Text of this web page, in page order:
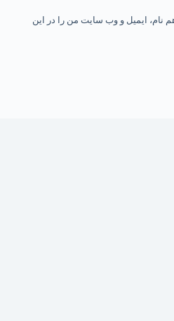
نام، ایمیل و وب سایت من را در این